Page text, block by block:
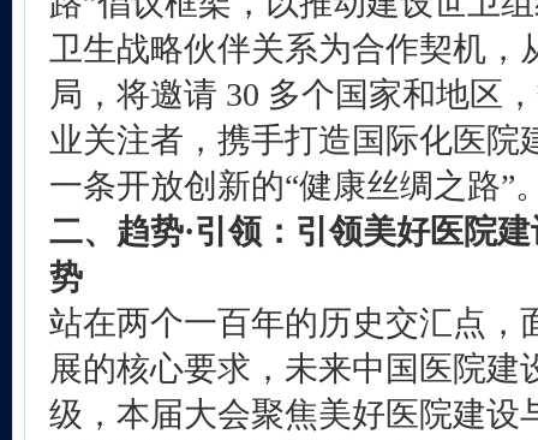
卫生战略伙伴关系为合作契机，
局，将邀请 30 多个国家和地区
业关注者，携手打造国际化医院
一条开放创新的“健康丝绸之路”
二、趋势·引领 ： 引领美好医院
势
站在两个一百年的历史交汇点，
展的核心要求，未来中国医院建
级，本届大会聚焦美好医院建设